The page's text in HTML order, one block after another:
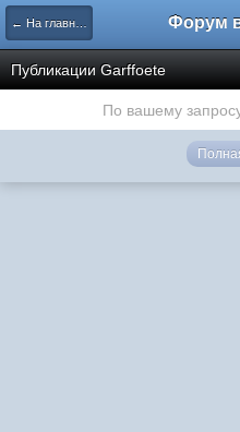
← На главную
Публикации Garffoete
По вашему